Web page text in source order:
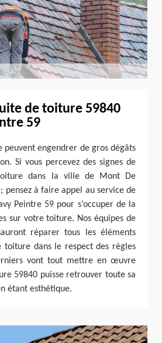
de toiture 59840
59
peuvent engendrer de gros dégâts
Si vous percevez des signes de
dans la ville de Mont De
pensez à faire appel au service de
Peintre 59 pour s’occuper de la
sur votre toiture. Nos équipes de
réparer tous les éléments
toiture dans le respect des règles
vont tout mettre en œuvre
59840 puisse retrouver toute sa
étant esthétique.